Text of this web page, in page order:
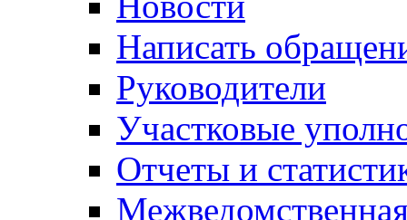
Написать
Руководители
Участковые
Отчеты и